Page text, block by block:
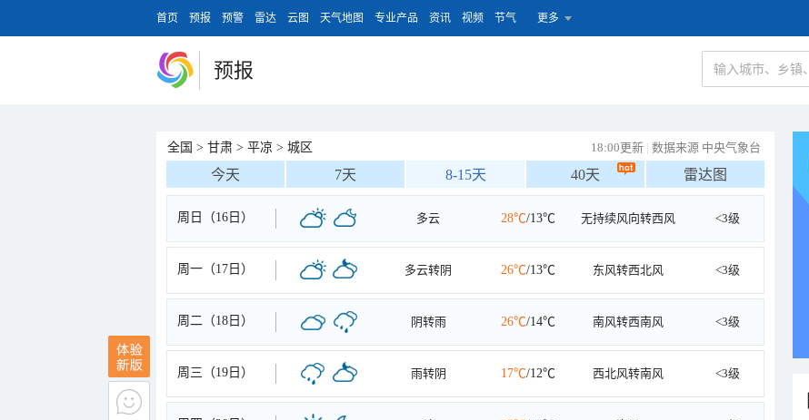
首页 预报 预警 雷达 云图 天气地图 专业产品 资讯 视频 节气 更多
预报
全国 > 甘肃 > 平凉 > 城区 18:00更新 | 数据来源 中央气象台
今天 7天 8-15天 40天 雷达图
周日（16日） 多云 28℃/13℃ 无持续风向转西风 <3级
周一（17日） 多云转阴 26℃/13℃ 东风转西北风 <3级
周二（18日） 阴转雨 26℃/14℃ 南风转西南风 <3级
周三（19日） 雨转阴 17℃/12℃ 西北风转南风 <3级